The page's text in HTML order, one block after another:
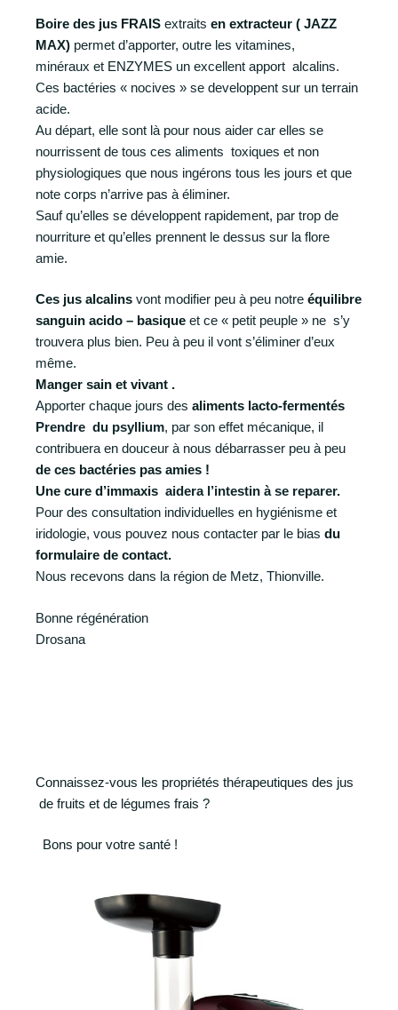
Boire des jus FRAIS extraits en extracteur ( JAZZ
MAX) permet d’apporter, outre les vitamines,
minéraux et ENZYMES un excellent apport alcalins.
Ces bactéries « nocives » se developpent sur un terrain
acide.
Au départ, elle sont là pour nous aider car elles se
nourrissent de tous ces aliments toxiques et non
physiologiques que nous ingérons tous les jours et que
note corps n’arrive pas à éliminer.
Sauf qu’elles se développent rapidement, par trop de
nourriture et qu’elles prennent le dessus sur la flore
amie.
Ces jus alcalins vont modifier peu à peu notre équilibre
sanguin acido – basique et ce « petit peuple » ne s’y
trouvera plus bien. Peu à peu il vont s’éliminer d’eux
même.
Manger sain et vivant .
Apporter chaque jours des aliments lacto-fermentés
Prendre du psyllium, par son effet mécanique, il
contribuera en douceur à nous débarrasser peu à peu
de ces bactéries pas amies !
Une cure d’immaxis aidera l’intestin à se reparer.
Pour des consultation individuelles en hygiénisme et
iridologie, vous pouvez nous contacter par le bias du
formulaire de contact.
Nous recevons dans la région de Metz, Thionville.
Bonne régénération
Drosana
Connaissez-vous les propriétés thérapeutiques des jus
de fruits et de légumes frais ?
Bons pour votre santé !